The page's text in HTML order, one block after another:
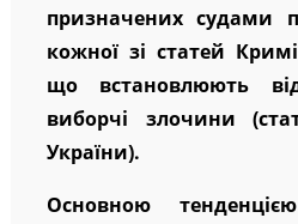
призначених судами
кожної зі статей
що встановлюють
виборчі злочини
України).
Основною тенденцією